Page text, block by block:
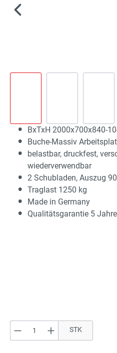
BxTxH 2000x700x840-
Buche-Massiv
belastbar, druckfest,
wiederverwendbar
2 Schubladen, Auszug
Traglast 1250 kg
Made in Germany
Qualitätsgarantie 5 Jahre
Produkt Anzahl: Gib
STK